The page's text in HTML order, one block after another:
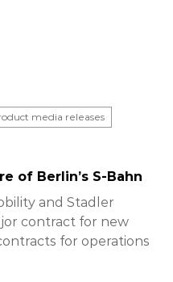
media releases
of Berlin’s S-Bahn
and Stadler
contract for new
for operations